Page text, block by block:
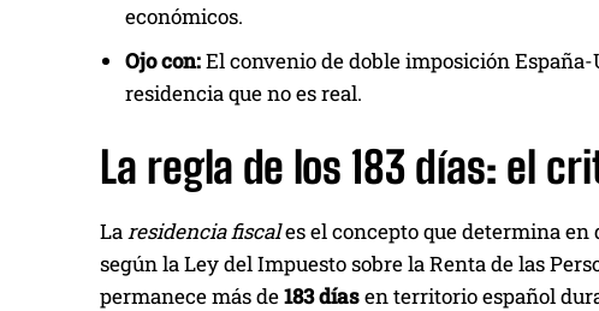
económicos.
Ojo con:El convenio de doble imposición
residencia que no es real.
La regla de los 183 días: el
La residencia fiscales el concepto que determina en
según la Ley del Impuesto sobre la Renta de las
permanece más de183 díasen territorio español